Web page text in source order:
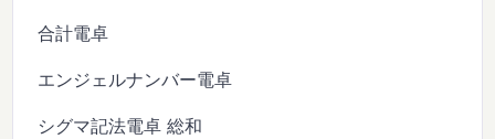
合計電卓
エンジェルナンバー電卓
シグマ記法電卓 総和